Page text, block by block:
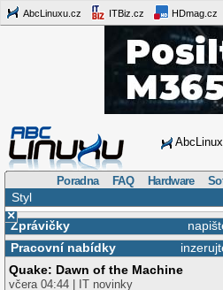
AbcLinuxu.cz ITBiz.cz HDmag.cz
Poradna FAQ Hardware
Styl
×
Zprávičky
Pracovní nabídky
Quake: Dawn of the Machine
včera 04:44 | IT novinky